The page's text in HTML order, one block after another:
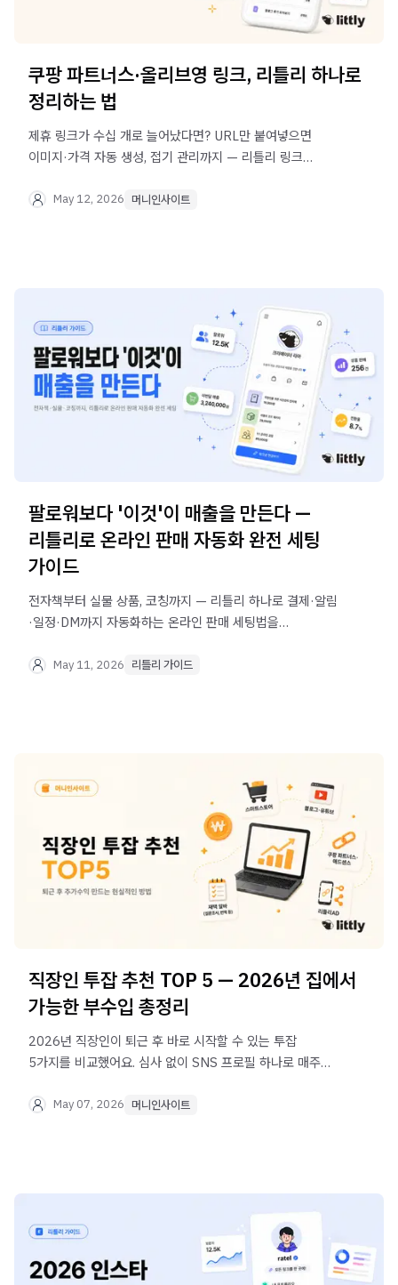
쿠팡 파트너스·올리브영 링크, 리틀리 하나로
정리하는 법
제휴 링크가 수십 개로 늘어났다면? URL만 붙여넣으면
이미지·가격 자동 생성, 접기 관리까지 — 리틀리 링크
May 12, 2026 머니인사이트
팔로워보다 '이것'이 매출을 만든다 —
리틀리로 온라인 판매 자동화 완전 세팅
가이드
전자책부터 실물 상품, 코칭까지 — 리틀리 하나로 결제·알림
·일정·DM까지 자동화하는 온라인 판매 세팅법을
May 11, 2026 리틀리 가이드
직장인 투잡 추천 TOP 5 — 2026년 집에서
가능한 부수입 총정리
2026년 직장인이 퇴근 후 바로 시작할 수 있는 투잡
5가지를 비교했어요. 심사 없이 SNS 프로필 하나로 매주
May 07, 2026 머니인사이트